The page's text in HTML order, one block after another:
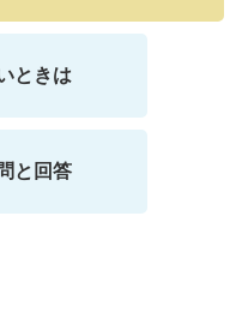
ときは
と回答